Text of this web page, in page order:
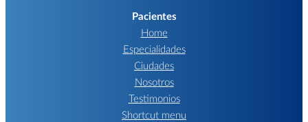
Pacientes
Home
Especialidades
Ciudades
Nosotros
Testimonios
Shortcut menu